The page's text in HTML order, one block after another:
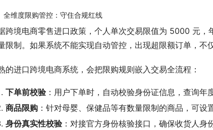
全维度限购管控：守住合规红线
跨境电商零售进口政策，个人单次交易限值为 5000 元
限制。如果系统不能实现自动管控，出现超限额订单，不
的进口跨境电商系统，会把限购规则嵌入交易全流程：
下单前校验 ：用户下单时，自动校验身份证信息，查询
商品限购 ：针对母婴、保健品等有数量限制的商品，可设
身份真实性校验 ：对接官方身份核验接口，确保收货人身